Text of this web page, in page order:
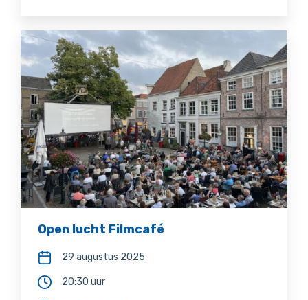
Open lucht Filmcafé
29 augustus 2025
20:30 uur